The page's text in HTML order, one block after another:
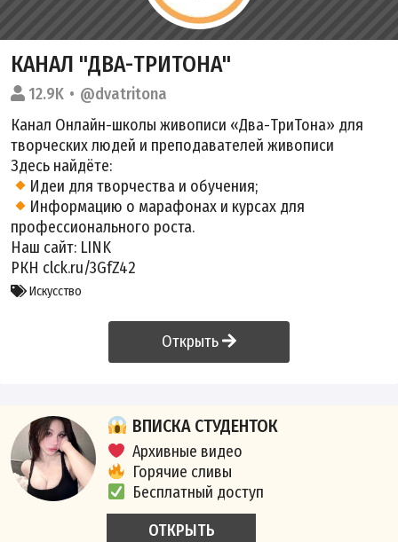
КАНАЛ "ДВА-ТРИТОНА"
12.9K
@dvatritona
Канал Онлайн-школы живописи «Два-ТриТона» для
творческих людей и преподавателей живописи
Здесь найдёте:
Идеи для творчества и обучения;
Информацию о марафонах и курсах для
профессионального роста.
Наш сайт: LINK
РКН clck.ru/3GfZ42
Искусство
Открыть
ВПИСКА СТУДЕНТОК
Архивные видео
Горячие сливы
Бесплатный доступ
ОТКРЫТЬ